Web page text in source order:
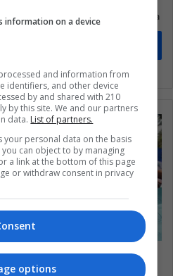
está pasando en Latinoamérica
sí cambia las cosas?
information on a device
and information from
identifiers, and other device
by and shared with 210
by this site. We and our partners
data. List of partners.
your personal data on the basis
can object to by managing
a link at the bottom of this page
or withdraw consent in privacy
options